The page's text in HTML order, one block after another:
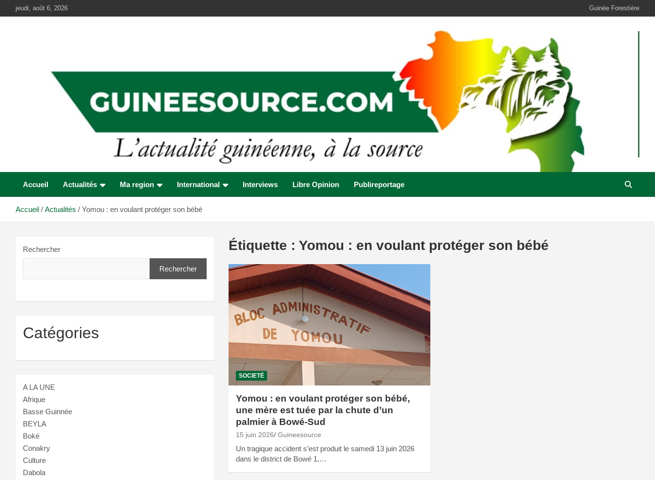
au
jeudi, août 6, 2026 Guinée Forestière
Accueil Actualités Ma region International Interviews Libre Opinion Publireportage
Accueil Actualités Yomou : en voulant protéger son bébé
Étiquette : Yomou : en voulant protéger son bébé
SOCIETÉ
Yomou : en voulant protéger son bébé,
une mère est tuée par la chute d’un
palmier à Bowé-Sud
15 juin 2026 Guineesource
Un tragique accident s’est produit le samedi 13 juin 2026
dans le district de Bowé 1,…
Rechercher
Rechercher
Catégories
A LA UNE
Afrique
Basse Guinnée
BEYLA
Boké
Conakry
Culture
Dabola